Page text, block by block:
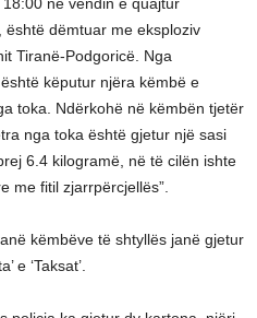
dëmtuar me eksploziv
Tiranë-Podgoricë. Nga
këputur njëra këmbë e
toka. Ndërkohë në këmbën tjetër
nga toka është gjetur një sasi
6.4 kilogramë, në të cilën ishte
me fitil zjarrpërcjellës”.
këmbëve të shtyllës janë gjetur
e ‘Taksat’.